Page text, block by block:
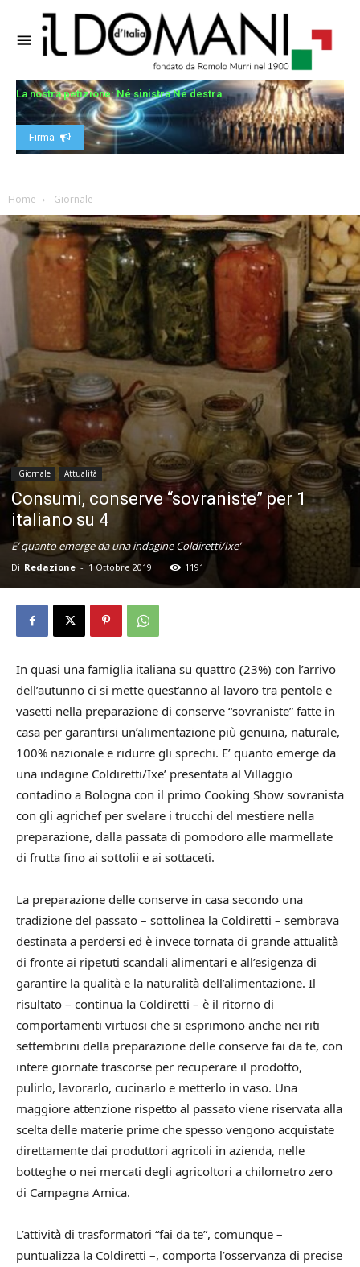
La nostra petizione: Né sinistra Né destra
Firma -
Home Giornale
Giornale Attualità
Consumi, conserve “sovraniste” per 1
italiano su 4
E’ quanto emerge da una indagine Coldiretti/Ixe’
Di Redazione - 1 Ottobre 2019 1191
In quasi una famiglia italiana su quattro (23%) con l’arrivo
dell’autunno ci si mette quest’anno al lavoro tra pentole e
vasetti nella preparazione di conserve “sovraniste” fatte in
casa per garantirsi un’alimentazione più genuina, naturale,
100% nazionale e ridurre gli sprechi. E’ quanto emerge da
una indagine Coldiretti/Ixe’ presentata al Villaggio
contadino a Bologna con il primo Cooking Show sovranista
con gli agrichef per svelare i trucchi del mestiere nella
preparazione, dalla passata di pomodoro alle marmellate
di frutta fino ai sottolii e ai sottaceti.
La preparazione delle conserve in casa secondo una
tradizione del passato – sottolinea la Coldiretti – sembrava
destinata a perdersi ed è invece tornata di grande attualità
di fronte ai ripetuti scandali alimentari e all’esigenza di
garantire la qualità e la naturalità dell’alimentazione. Il
risultato – continua la Coldiretti – è il ritorno di
comportamenti virtuosi che si esprimono anche nei riti
settembrini della preparazione delle conserve fai da te, con
intere giornate trascorse per recuperare il prodotto,
pulirlo, lavorarlo, cucinarlo e metterlo in vaso. Una
maggiore attenzione rispetto al passato viene riservata alla
scelta delle materie prime che spesso vengono acquistate
direttamente dai produttori agricoli in azienda, nelle
botteghe o nei mercati degli agricoltori a chilometro zero
di Campagna Amica.
L’attività di trasformatori “fai da te”, comunque –
puntualizza la Coldiretti –, comporta l’osservanza di precise